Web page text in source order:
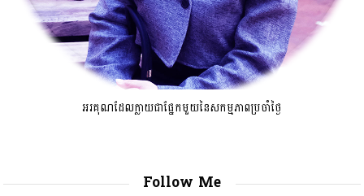
អរគុណដែលក្លាយជាផ្នែកមួយនៃសកម្មភាពប្រចាំថ្ងៃ
Follow Me